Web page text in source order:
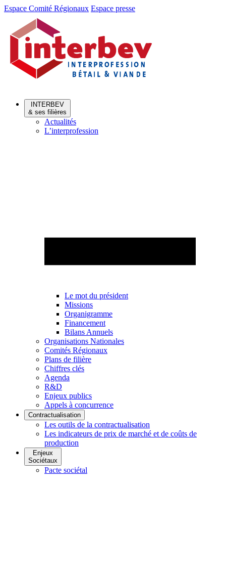
Aller
Aller
contenu
Espace Comité Régionaux Espace presse
INTERBEV
& ses filières
Actualités
L’interprofession
Le mot du président
Missions
Organigramme
Financement
Bilans Annuels
Organisations Nationales
Comités Régionaux
Plans de filière
Chiffres clés
Agenda
R&D
Enjeux publics
Appels à concurrence
Contractualisation
Les outils de la contractualisation
Les indicateurs de prix de marché et de coûts de
production
Enjeux
Sociétaux
Pacte sociétal